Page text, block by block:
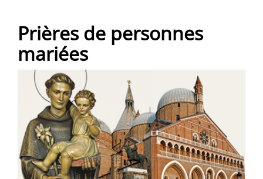
Prières de personnes
mariées